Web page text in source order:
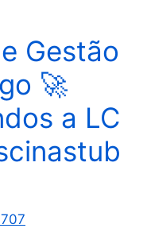
Gestão
🚀
a LC